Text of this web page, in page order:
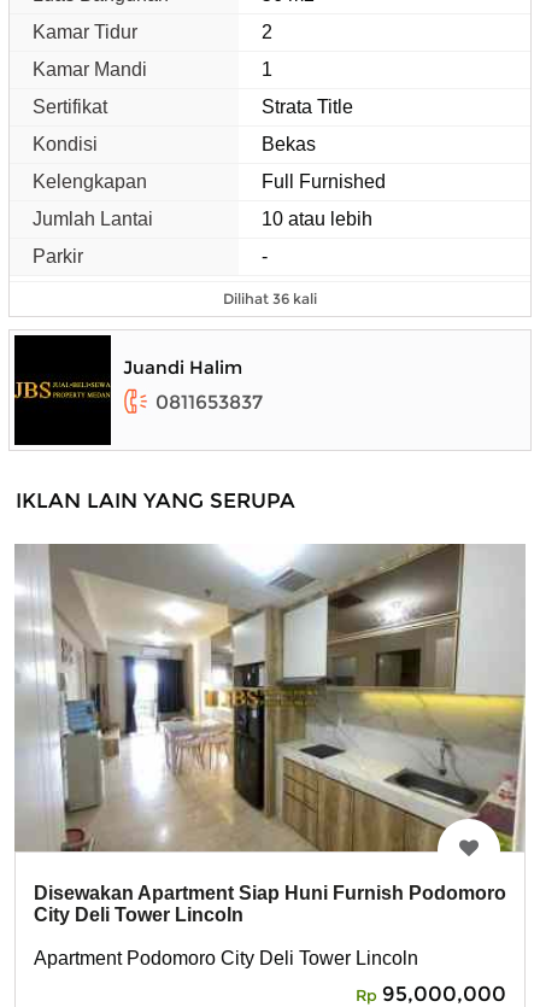
Kamar Tidur
2
Kamar Mandi
1
Sertifikat
Strata Title
Kondisi
Bekas
Kelengkapan
Full Furnished
Jumlah Lantai
10 atau lebih
Parkir
-
Dilihat 36 kali
Juandi Halim
0811653837
IKLAN LAIN YANG SERUPA
Disewakan Apartment Siap Huni Furnish Podomoro
City Deli Tower Lincoln
Apartment Podomoro City Deli Tower Lincoln
Rp 95,000,000